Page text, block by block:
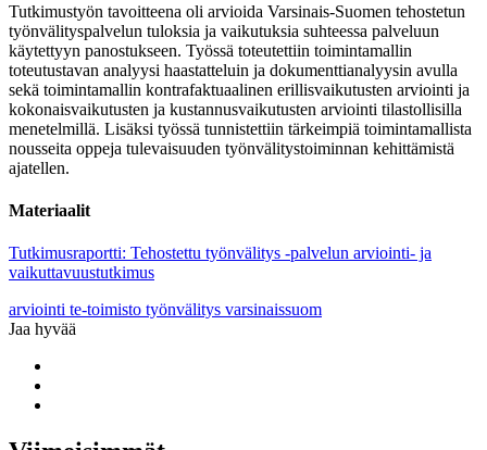
Tutkimustyön tavoitteena oli arvioida Varsinais-Suomen tehostetun
työnvälityspalvelun tuloksia ja vaikutuksia suhteessa palveluun
käytettyyn panostukseen. Työssä toteutettiin toimintamallin
toteutustavan analyysi haastatteluin ja dokumenttianalyysin avulla
sekä toimintamallin kontrafaktuaalinen erillisvaikutusten arviointi ja
kokonaisvaikutusten ja kustannusvaikutusten arviointi tilastollisilla
menetelmillä. Lisäksi työssä tunnistettiin tärkeimpiä toimintamallista
nousseita oppeja tulevaisuuden työnvälitystoiminnan kehittämistä
ajatellen.
Materiaalit
Tutkimusraportti: Tehostettu työnvälitys -palvelun arviointi- ja
vaikuttavuustutkimus
arviointi te-toimisto työnvälitys varsinaissuom
Jaa hyvää
twitter